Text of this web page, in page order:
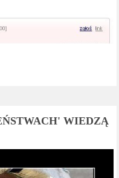
WIEDZĄ